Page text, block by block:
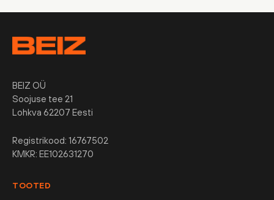
BEIZ OÜ
Soojuse tee 21
Lohkva 62207 Eesti
Registrikood: 16767502
KMKR: EE102631270
TOOTED